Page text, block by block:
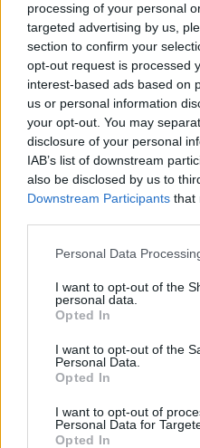
processing of your personal
targeted advertising by us,
section to confirm your
opt-out request is processed
interest-based ads based on
us or personal information
your opt-out. You may
disclosure of your personal
IAB’s list of downstream
also be disclosed by us to
Downstream Participants that
Please note that this
not limited to your visit or
grant or deny consent to
use your data for below
consent section.
Personal Data
I want to opt-out of the
personal data.
Opted In
I want to opt-out of the
Personal Data.
Opted In
I want to opt-out of
Personal Data for
Opted In
2017.02.14
Mi épül?
A nemzeti park igazgatósága
Dunaszekcsőnél, új
infrastrukturális fejlesztéseket
közel 1 milliárd forintból.